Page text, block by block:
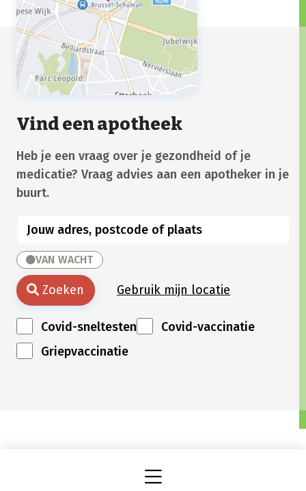
Vind een apotheek
Heb je een vraag over je gezondheid of je
medicatie? Vraag advies aan een apotheker in je
buurt.
VAN WACHT
Zoeken Gebruik mijn locatie
Covid-sneltesten
Covid-vaccinatie
Griepvaccinatie